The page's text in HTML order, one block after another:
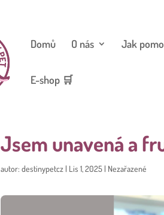
Domů O nás Jak
E-shop 🛒
Jsem unavená a
autor:destinypetcz | Lis 1, 2025 | Nezařazené